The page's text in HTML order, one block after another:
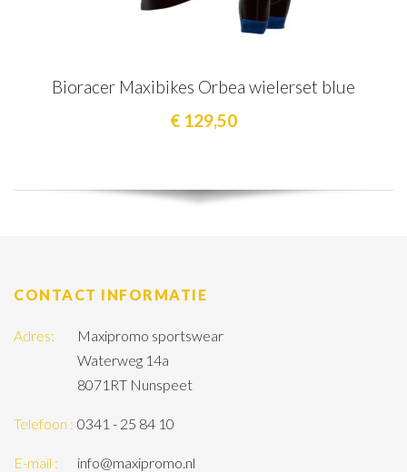
Bioracer Maxibikes Orbea wielerset blue
€ 129,50
CONTACT INFORMATIE
Adres:
Maxipromo sportswear
Waterweg 14a
8071RT Nunspeet
Telefoon : 0341 - 25 84 10
E-mail : info@maxipromo.nl